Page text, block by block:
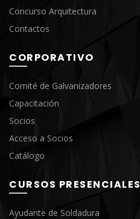
Concurso Arquitectura
Contactos
CORPORATIVO
Comité de Galvanizadores
Capacitación
Socios
Acceso a Socios
Catálogo
CURSOS PRESENCIALES
Ayudante de Soldadura